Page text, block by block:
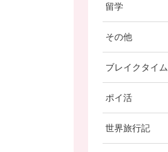
留学
その他
ブレイクタイム
ポイ活
世界旅行記